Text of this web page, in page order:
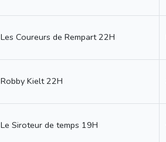
Les Coureurs de Rempart 22H
Robby Kielt 22H
Le Siroteur de temps 19H